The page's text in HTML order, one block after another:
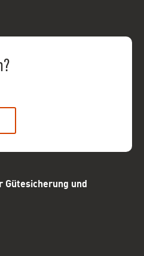
Gütesicherung und